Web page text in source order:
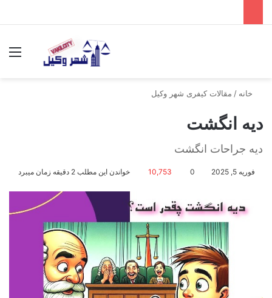
خانه / مقالات کیفری شهر وکیل
دیه انگشت
دیه جراحات انگشت
فوریه 5, 2025 0
10,753 خواندن این مطلب 2 دقیقه زمان میبرد